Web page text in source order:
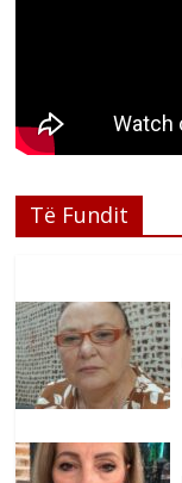
Të Fundit